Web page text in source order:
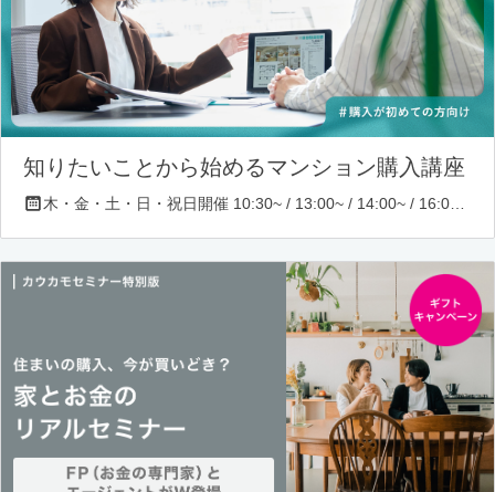
知りたいことから始めるマンション購入講座